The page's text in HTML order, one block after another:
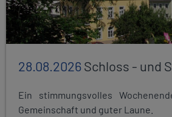
28.08.2026Schloss - und
Ein stimmungsvolles
Gemeinschaft und guter Laune.